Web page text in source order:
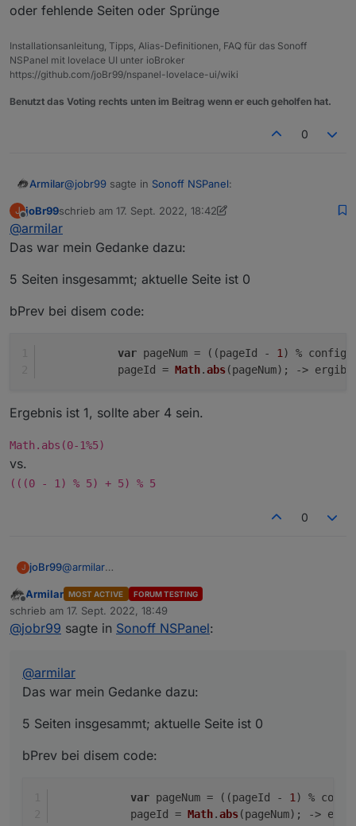
oder fehlende Seiten oder Sprünge
Installationsanleitung, Tipps, Alias-Definitionen, FAQ für das Sonoff
NSPanel mit lovelace UI unter ioBroker
https://github.com/joBr99/nspanel-lovelace-ui/wiki
Benutzt das Voting rechts unten im Beitrag wenn er euch geholfen hat.
0
Armilar@jobr99 sagte in Sonoff NSPanel:
probiert mal so: (Disclaimer: ungetestet)
        case 'bNext':
            UnsubscribeWatcher();
            break;
        case 'bPrev':
So geht es
Aber mal im Ernst. Macht das gleiche wie ursprünglich.
funktioniert.
Ich hatte mit der Software-Navi noch nie einen Ausfall
J
Offline
joBr99schrieb am 17. Sept. 2022, 18:42
zuletzt editiert von joBr99
@armilar
Das war mein Gedanke dazu:
5 Seiten insgesammt; aktuelle Seite ist 0
bPrev bei disem code:
var pageNum = ((pageId - 1 ) % config.
            pageId =
Math.abs(pageNum); ->
Ergebnis ist 1, sollte aber 4 sein.
Math.abs(0-1%5)
vs.
(((0 - 1) % 5) + 5) % 5
0
J joBr99@armilar
5 Seiten insgesammt; aktuelle Seite ist 0
bPrev bei disem code:
Ergebnis ist 1, sollte aber 4 sein.
Math.abs(0-1%5)
vs.
Offline
Armilar MOST ACTIVE FORUM TESTING
schrieb am 17. Sept. 2022, 18:49
zuletzt editiert von
@jobr99 sagte in Sonoff NSPanel:
@armilar
Das war mein Gedanke dazu:
5 Seiten insgesammt; aktuelle Seite ist 0
bPrev bei disem code:
var pageNum = ((pageId - 1 ) %
            pageId =
Math.abs(pageNum); ->